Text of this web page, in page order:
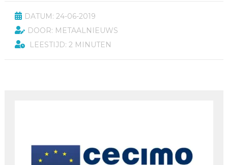
DATUM: 24-06-2019
DOOR: METAALNIEUWS
LEESTIJD: 2 MINUTEN